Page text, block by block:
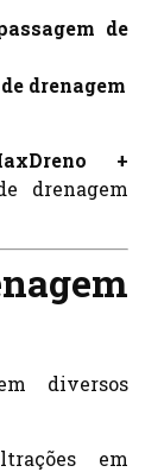
de
drenagem
+
drenagem
diversos
em